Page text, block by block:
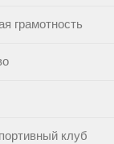
грамотность
клуб